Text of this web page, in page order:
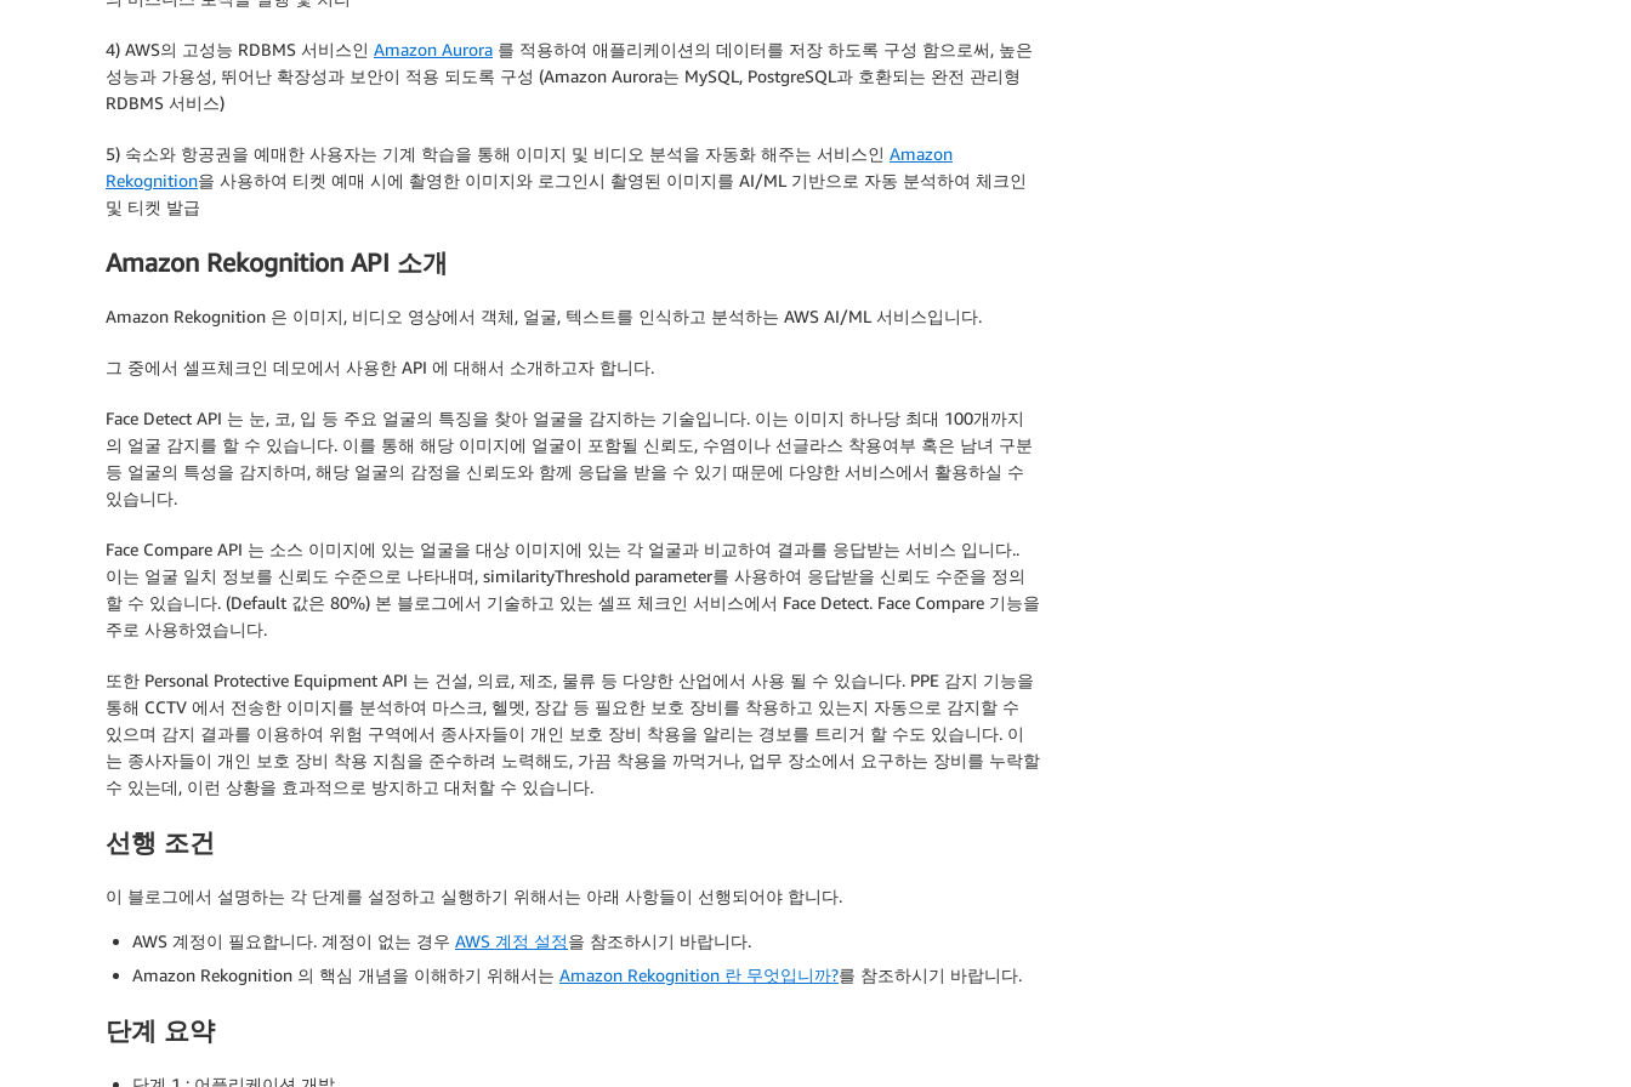
4) AWS의 고성능 RDBMS 서비스인 Amazon Aurora 를 적용하여 애플리케이션의 데이터를 저장 하도록 구성 함으로써, 높은
성능과 가용성, 뛰어난 확장성과 보안이 적용 되도록 구성 (Amazon Aurora는 MySQL, PostgreSQL과 호환되는 완전 관리형
RDBMS 서비스)
5) 숙소와 항공권을 예매한 사용자는 기계 학습을 통해 이미지 및 비디오 분석을 자동화 해주는 서비스인 Amazon
Rekognition을 사용하여 티켓 예매 시에 촬영한 이미지와 로그인시 촬영된 이미지를 AI/ML 기반으로 자동 분석하여 체크인
및 티켓 발급
Amazon Rekognition API 소개
Amazon Rekognition 은 이미지, 비디오 영상에서 객체, 얼굴, 텍스트를 인식하고 분석하는 AWS AI/ML 서비스입니다.
그 중에서 셀프체크인 데모에서 사용한 API 에 대해서 소개하고자 합니다.
Face Detect API 는 눈, 코, 입 등 주요 얼굴의 특징을 찾아 얼굴을 감지하는 기술입니다. 이는 이미지 하나당 최대 100개까지
의 얼굴 감지를 할 수 있습니다. 이를 통해 해당 이미지에 얼굴이 포함될 신뢰도, 수염이나 선글라스 착용여부 혹은 남녀 구분
등 얼굴의 특성을 감지하며, 해당 얼굴의 감정을 신뢰도와 함께 응답을 받을 수 있기 때문에 다양한 서비스에서 활용하실 수
있습니다.
Face Compare API 는 소스 이미지에 있는 얼굴을 대상 이미지에 있는 각 얼굴과 비교하여 결과를 응답받는 서비스 입니다..
이는 얼굴 일치 정보를 신뢰도 수준으로 나타내며, similarityThreshold parameter를 사용하여 응답받을 신뢰도 수준을 정의
할 수 있습니다. (Default 값은 80%) 본 블로그에서 기술하고 있는 셀프 체크인 서비스에서 Face Detect. Face Compare 기능을
주로 사용하였습니다.
또한 Personal Protective Equipment API 는 건설, 의료, 제조, 물류 등 다양한 산업에서 사용 될 수 있습니다. PPE 감지 기능을
통해 CCTV 에서 전송한 이미지를 분석하여 마스크, 헬멧, 장갑 등 필요한 보호 장비를 착용하고 있는지 자동으로 감지할 수
있으며 감지 결과를 이용하여 위험 구역에서 종사자들이 개인 보호 장비 착용을 알리는 경보를 트리거 할 수도 있습니다. 이
는 종사자들이 개인 보호 장비 착용 지침을 준수하려 노력해도, 가끔 착용을 까먹거나, 업무 장소에서 요구하는 장비를 누락할
수 있는데, 이런 상황을 효과적으로 방지하고 대처할 수 있습니다.
선행 조건
이 블로그에서 설명하는 각 단계를 설정하고 실행하기 위해서는 아래 사항들이 선행되어야 합니다.
AWS 계정이 필요합니다. 계정이 없는 경우 AWS 계정 설정을 참조하시기 바랍니다.
Amazon Rekognition 의 핵심 개념을 이해하기 위해서는 Amazon Rekognition 란 무엇입니까?를 참조하시기 바랍니다.
단계 요약